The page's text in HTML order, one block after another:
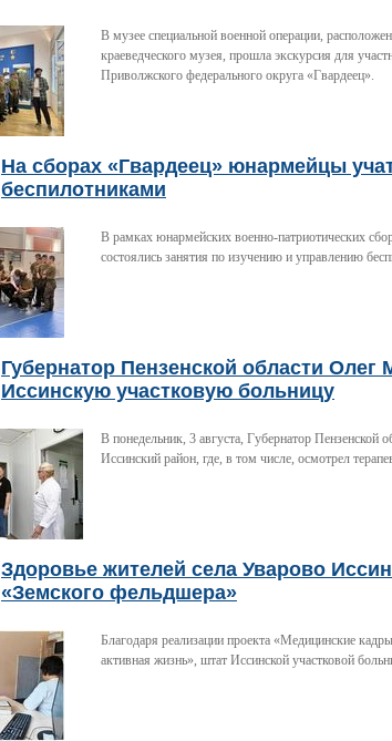
В музее специальной военной операции,
краеведческого музея, прошла экскурсия для
Приволжского федерального округа «Гвардеец».
На сборах «Гвардеец» юнармейцы
беспилотниками
В рамках юнармейских военно-патриотических
состоялись занятия по изучению и управлению
Губернатор Пензенской области Олег
Иссинскую участковую больницу
В понедельник, 3 августа, Губернатор
Иссинский район, где, в том числе, осмотрел
Здоровье жителей села Уварово
«Земского фельдшера»
Благодаря реализации проекта «Медицинские
активная жизнь», штат Иссинской участковой